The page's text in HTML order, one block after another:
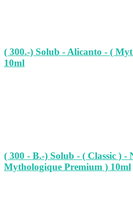
( 300.-) Solub - Alicanto - (
10ml
( 300 - B.-) Solub - ( Classic ) -
Mythologique Premium ) 10ml